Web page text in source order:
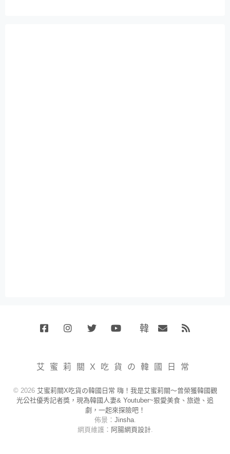
韓
小
賣
艾蜜莉關X吃貨の韓國日常
© 2026 艾蜜莉關X吃貨の韓國日常 嗨！我是艾蜜莉關～曾榮獲韓國觀
光公社優秀記者獎，現為韓國人妻& Youtuber~狠愛美食、旅遊、追
劇，一起來探險吧！
佈景： Jinsha.
網頁維護： 阿腸網頁設計.